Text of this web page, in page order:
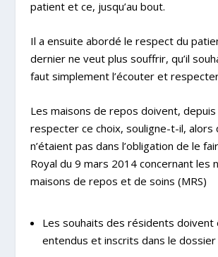
patient et ce, jusqu’au bout.
Il a ensuite abordé le respect du
dernier ne veut plus souffrir, qu’il
faut simplement l’écouter et
Les maisons de repos doivent,
respecter ce choix, souligne-t-il, alors
n’étaient pas dans l’obligation de le
Royal du 9 mars 2014 concernant les
maisons de repos et de soins (MRS)
Les souhaits des résidents doivent
entendus et inscrits dans le dossier